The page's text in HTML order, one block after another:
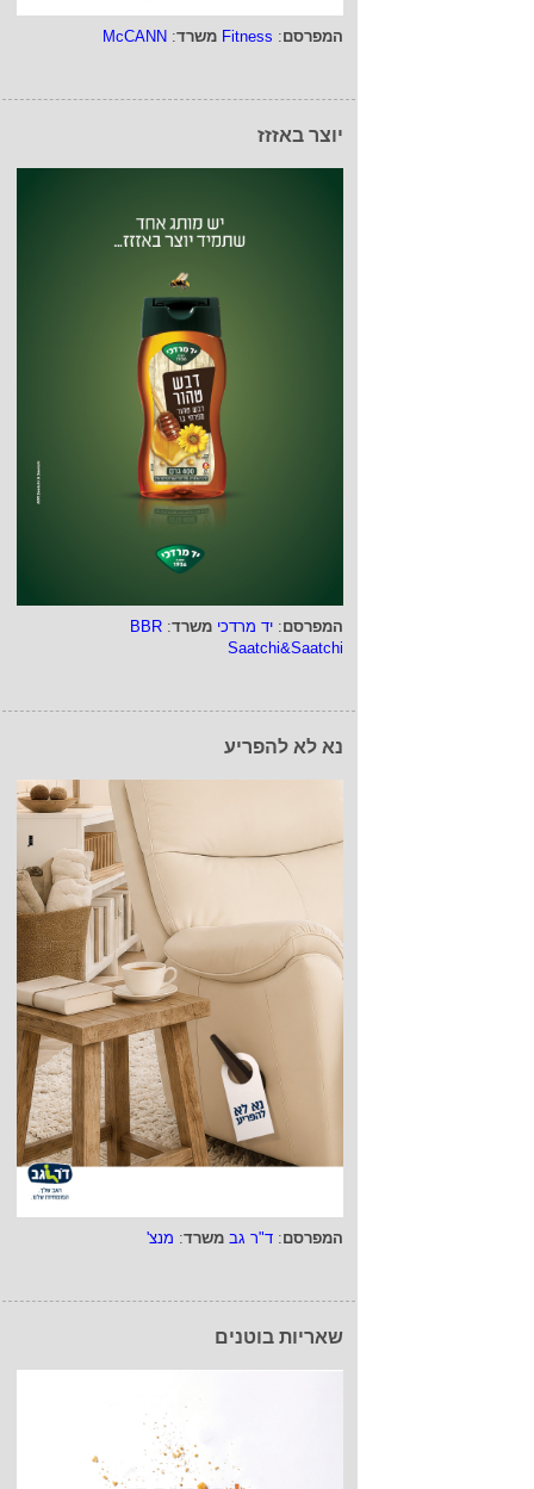
המפרסם:
Fitness משרד:
McCANN
יוצר באזזז
המפרסם: יד מרדכי משרד:
BBR
Saatchi&Saatchi
נא לא להפריע
המפרסם: ד"ר גב משרד: מנצ'
שאריות בוטנים